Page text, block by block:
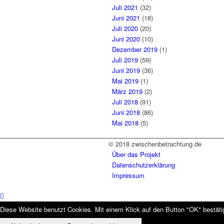
Juli 2021 (32)
Juni 2021 (18)
Juli 2020 (20)
Juni 2020 (10)
Dezember 2019 (1)
Juli 2019 (59)
Juni 2019 (36)
Mai 2019 (1)
März 2019 (2)
Juli 2018 (91)
Juni 2018 (86)
Mai 2018 (5)
© 2018 zwischenbetrachtung.de
Über das Projekt
Datenschutzerklärung
Impressum
Diese Website benutzt Cookies. Mit einem Klick auf den Button "OK"